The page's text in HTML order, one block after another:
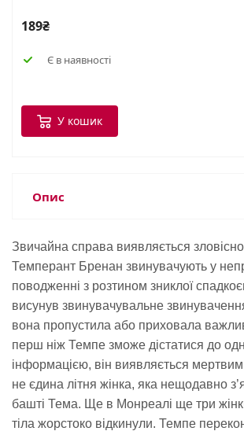
189₴
Є в наявності
У кошик
Опис
Звичайна справа виявляється
Темперант Бренан звинувачують у
поводженні з розтином зниклої
висунув звинувачувальне
вона пропустила або приховала
перш ніж Темпе зможе дістатися до
інформацією, він виявляється
не єдина літня жінка, яка нещодавно
башті Тема. Ще в Монреалі ще три
тіла жорстоко відкинули. Темпе